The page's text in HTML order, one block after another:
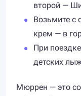
второй —
Возьмите с
крем — в
При
детских
Мюррен — это